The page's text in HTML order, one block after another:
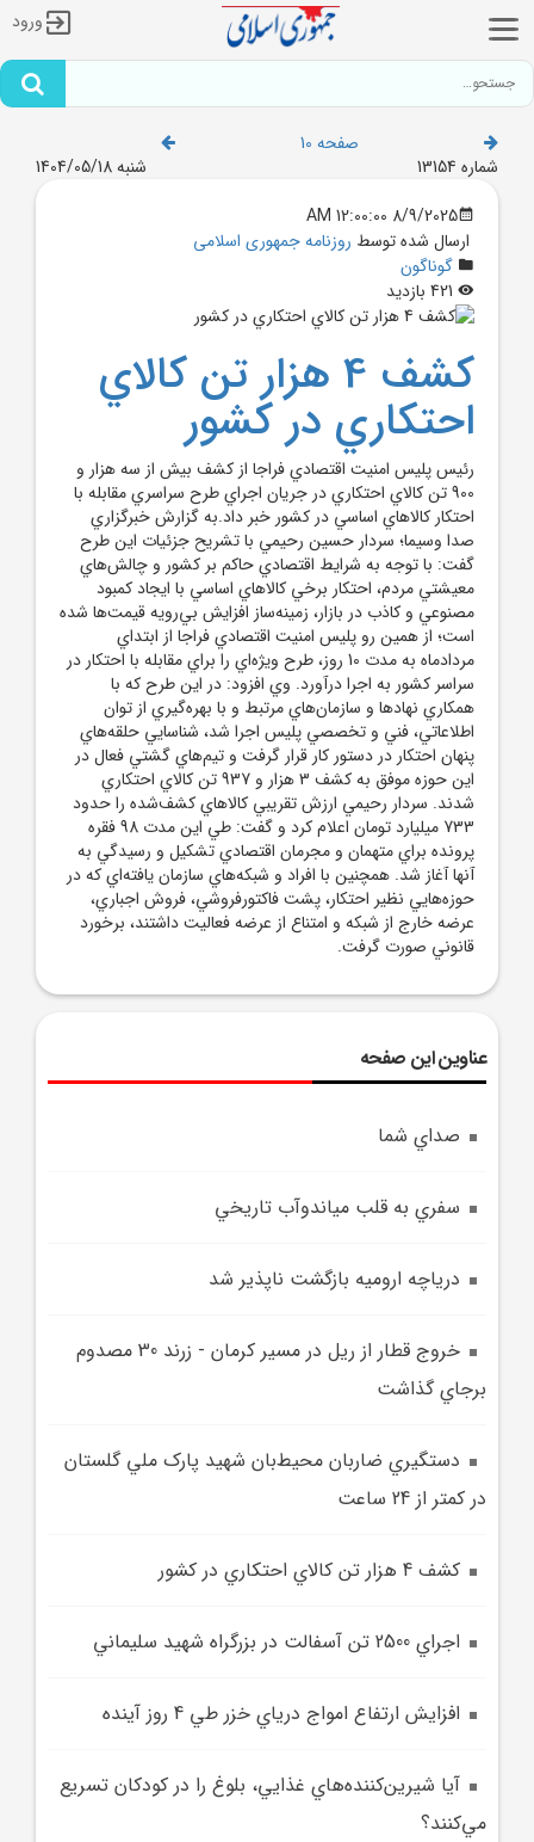
ورود
صفحه 10
شماره 13154
شنبه 1404/05/18
8/9/2025 12:00:00 AM
ارسال شده توسط روزنامه جمهوری اسلامی
گوناگون
کشف 4 هزار تن کالاي
احتکاري در کشور
رئيس پليس امنيت اقتصادي فراجا از کشف بيش از سه هزار و
900 تن کالاي احتکاري در جريان اجراي طرح سراسري مقابله با
احتکار کالا‌هاي اساسي در کشور خبر داد.به گزارش خبرگزاري
صدا وسيما؛ سردار حسين رحيمي با تشريح جزئيات اين طرح
گفت: با توجه به شرايط اقتصادي حاکم بر کشور و چالش‌هاي
معيشتي مردم، احتکار برخي کالا‌هاي اساسي با ايجاد کمبود
مصنوعي و کاذب در بازار، زمينه‌ساز افزايش بي‌رويه قيمت‌ها شده
است؛ از همين رو پليس امنيت اقتصادي فراجا از ابتداي
مردادماه به مدت 10 روز، طرح ويژه‌اي را براي مقابله با احتکار در
سراسر کشور به اجرا درآورد. وي افزود: در اين طرح که با
همکاري نهاد‌ها و سازمان‌هاي مرتبط و با بهره‌گيري از توان
اطلاعاتي، فني و تخصصي پليس اجرا شد، شناسايي حلقه‌هاي
پنهان احتکار در دستور کار قرار گرفت و تيم‌هاي گشتي فعال در
اين حوزه موفق به کشف 3 هزار و 937 تن کالاي احتکاري
شدند. سردار رحيمي ارزش تقريبي کالا‌هاي کشف‌شده را حدود
733 ميليارد تومان اعلام کرد و گفت: طي اين مدت 98 فقره
پرونده براي متهمان و مجرمان اقتصادي تشکيل و رسيدگي به
آنها آغاز شد. همچنين با افراد و شبکه‌هاي سازمان يافته‌اي که در
حوزه‌هايي نظير احتکار، پشت فاکتورفروشي، فروش اجباري،
عرضه خارج از شبکه و امتناع از عرضه فعاليت داشتند، برخورد
قانوني صورت گرفت.
عناوین این صفحه
صداي شما
سفري به قلب مياندوآب تاريخي
درياچه اروميه بازگشت ناپذير شد
خروج قطار از ريل در مسير کرمان - زرند 30 مصدوم
برجاي گذاشت
دستگيري ضاربان محيط‌بان شهيد پارک ملي گلستان
در کمتر از 24 ساعت
کشف 4 هزار تن کالاي احتکاري در کشور
اجراي 2500 تن آسفالت در بزرگراه شهيد سليماني
افزايش ارتفاع امواج درياي خزر طي 4 روز آينده
آيا شيرين‌کننده‌هاي غذايي، بلوغ را در کودکان تسريع
مي‌کنند؟